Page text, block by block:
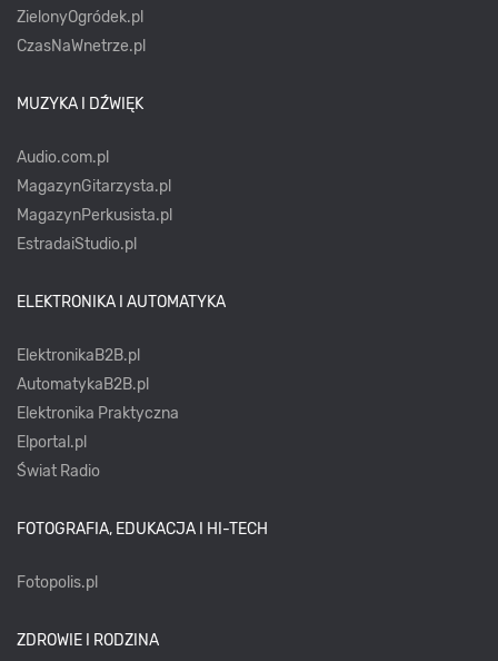
ZielonyOgródek.pl
CzasNaWnetrze.pl
MUZYKA I DŹWIĘK
Audio.com.pl
MagazynGitarzysta.pl
MagazynPerkusista.pl
EstradaiStudio.pl
ELEKTRONIKA I AUTOMATYKA
ElektronikaB2B.pl
AutomatykaB2B.pl
Elektronika Praktyczna
Elportal.pl
Świat Radio
FOTOGRAFIA, EDUKACJA I HI-TECH
Fotopolis.pl
ZDROWIE I RODZINA